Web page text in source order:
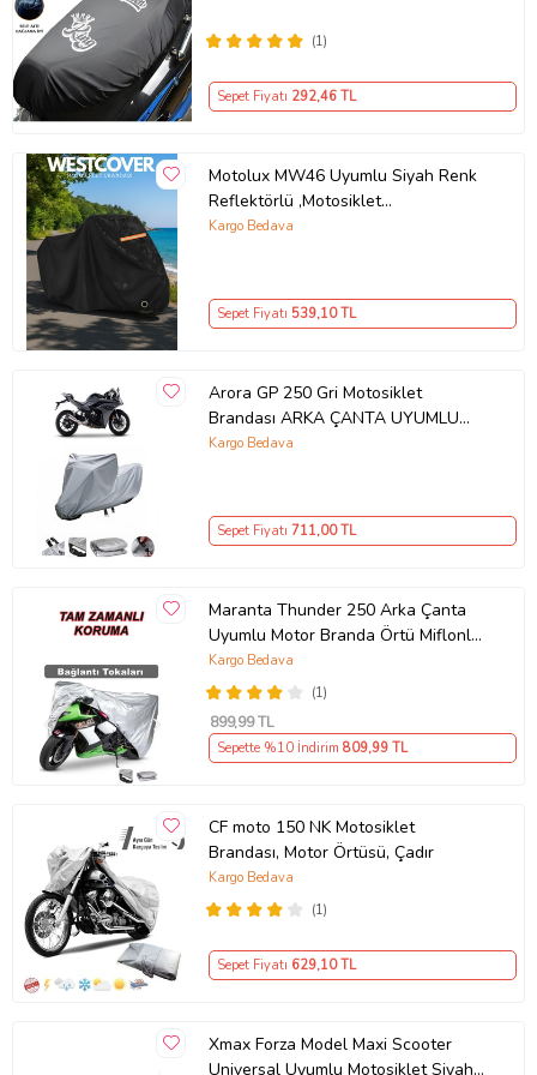
(1)
Sepet Fiyatı 292,46 TL
Motolux MW46 Uyumlu Siyah Renk
Reflektörlü ,Motosiklet
Brandası,Motor Branda Motor
Kargo Bedava
Sepet Fiyatı 539,10 TL
Arora GP 250 Gri Motosiklet
Brandası ARKA ÇANTA UYUMLU
DEĞİLDİR
Kargo Bedava
Sepet Fiyatı 711,00 TL
Maranta Thunder 250 Arka Çanta
Uyumlu Motor Branda Örtü Miflonlu
Premium 4 Mevsim Koruma Gri
(1)
Kargo Bedava
899,99 TL
Sepette %10 İndirim 809,99 TL
CF moto 150 NK Motosiklet
Brandası, Motor Örtüsü, Çadır
(1)
Kargo Bedava
Sepet Fiyatı 629,10 TL
Xmax Forza Model Maxi Scooter
Universal Uyumlu Motosiklet Siyah